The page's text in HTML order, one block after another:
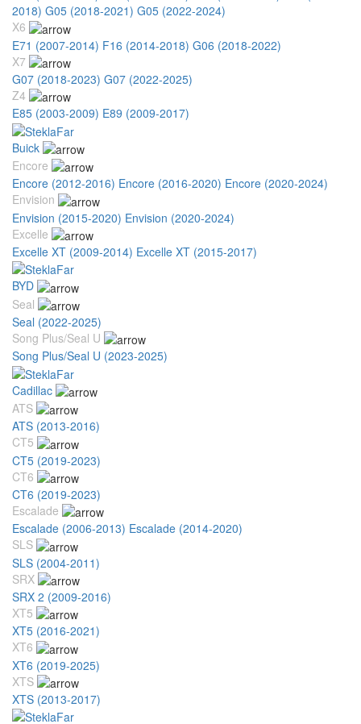
2018) G05 (2018-2021) G05 (2022-2024)
X6
E71 (2007-2014) F16 (2014-2018) G06 (2018-2022)
X7
G07 (2018-2023) G07 (2022-2025)
Z4
E85 (2003-2009) E89 (2009-2017)
Buick
Encore
Encore (2012-2016) Encore (2016-2020) Encore (2020-2024)
Envision
Envision (2015-2020) Envision (2020-2024)
Excelle
Excelle XT (2009-2014) Excelle XT (2015-2017)
BYD
Seal
Seal (2022-2025)
Song Plus/Seal U
Song Plus/Seal U (2023-2025)
Cadillac
ATS
ATS (2013-2016)
CT5
CT5 (2019-2023)
CT6
CT6 (2019-2023)
Escalade
Escalade (2006-2013) Escalade (2014-2020)
SLS
SLS (2004-2011)
SRX
SRX 2 (2009-2016)
XT5
XT5 (2016-2021)
XT6
XT6 (2019-2025)
XTS
XTS (2013-2017)